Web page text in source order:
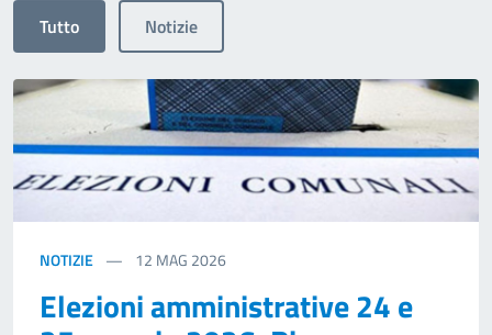
Tutto Notizie
NOTIZIE 12 MAG 2026
Elezioni amministrative 24 e